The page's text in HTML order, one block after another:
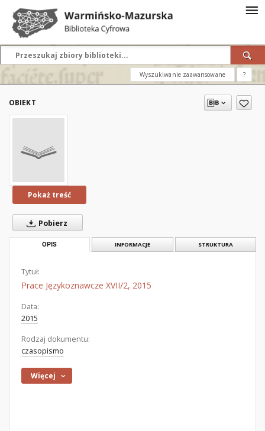
Wyszukiwanie zaawansowane ?
OBIEKT
Pokaż treść
Pobierz
OPIS INFORMACJE STRUKTURA
Tytuł:
Prace Językoznawcze XVII/2, 2015
Data:
2015
Rodzaj dokumentu:
czasopismo
Więcej